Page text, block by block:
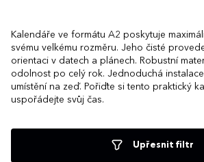
Kalendáře ve formátu A2 poskytuje
svému velkému rozměru. Jeho čisté
orientaci v datech a plánech. Robustní
odolnost po celý rok. Jednoduchá
umístění na zeď. Pořiďte si tento praktický
uspořádejte svůj čas.
Upřesnit filtr